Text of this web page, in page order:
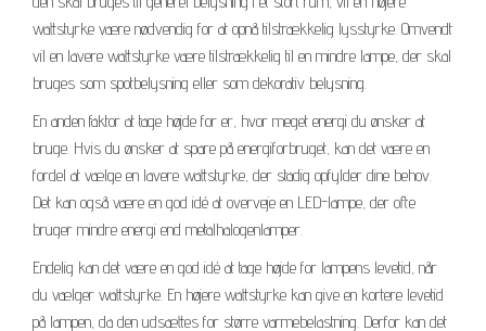
wattstyrke være nødvendig for at opnå tilstrækkelig lysstyrke. Omvendt
vil en lavere wattstyrke være tilstrækkelig til en mindre lampe, der skal
bruges som spotbelysning eller som dekorativ belysning.
En anden faktor at tage højde for er, hvor meget energi du ønsker at
bruge. Hvis du ønsker at spare på energiforbruget, kan det være en
fordel at vælge en lavere wattstyrke, der stadig opfylder dine behov.
Det kan også være en god idé at overveje en LED-lampe, der ofte
bruger mindre energi end metalhalogenlamper.
Endelig kan det være en god idé at tage højde for lampens levetid, når
du vælger wattstyrke. En højere wattstyrke kan give en kortere levetid
på lampen, da den udsættes for større varmebelastning. Derfor kan det